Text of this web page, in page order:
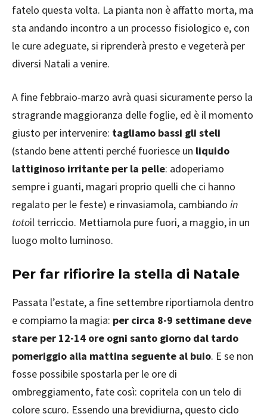
fatelo questa volta. La pianta non è affatto morta, ma
sta andando incontro a un processo fisiologico e, con
le cure adeguate, si riprenderà presto e vegeterà per
diversi Natali a venire.
A fine febbraio-marzo avrà quasi sicuramente perso la
stragrande maggioranza delle foglie, ed è il momento
giusto per intervenire: tagliamo bassi gli steli
(stando bene attenti perché fuoriesce un liquido
lattiginoso irritante per la pelle: adoperiamo
sempre i guanti, magari proprio quelli che ci hanno
regalato per le feste) e rinvasiamola, cambiando in
totoil terriccio. Mettiamola pure fuori, a maggio, in un
luogo molto luminoso.
Per far rifiorire la stella di Natale
Passata l’estate, a fine settembre riportiamola dentro
e compiamo la magia: per circa 8-9 settimane deve
stare per 12-14 ore ogni santo giorno dal tardo
pomeriggio alla mattina seguente al buio. E se non
fosse possibile spostarla per le ore di
ombreggiamento, fate così: copritela con un telo di
colore scuro. Essendo una brevidiurna, questo ciclo